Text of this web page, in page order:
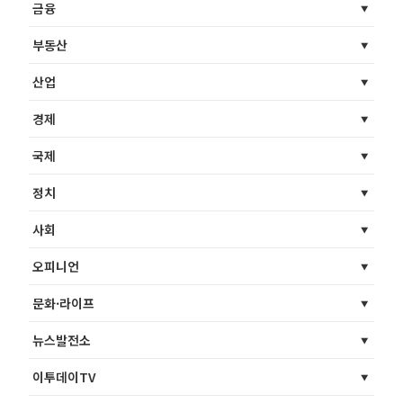
금융
부동산
산업
경제
국제
정치
사회
오피니언
문화·라이프
뉴스발전소
이투데이TV